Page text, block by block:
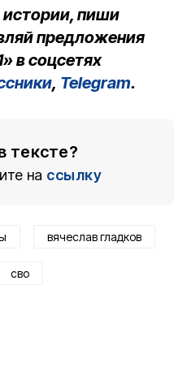
пиши
предложения
в соцсетях
, Telegram.
тексте?
на ссылку
вячеслав гладков
сво